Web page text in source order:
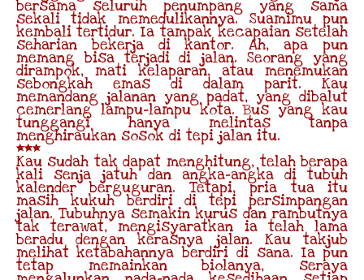
bersama seluruh penumpang yang sama
sekali tidak memedulikannya. Suamimu pun
kembali tertidur. Ia tampak kecapaian setelah
seharian bekerja di kantor. Ah, apa pun
memang bisa terjadi di jalan. Seorang yang
dirampok, mati kelaparan, atau menemukan
sebongkah emas di dalam parit. Kau
memandang jalanan yang padat, yang dibalut
cemerlang lampu-lampu kota. Bus yang kau
tunggangi hanya melintas tanpa
menghiraukan sosok di tepi jalan itu.
***
Kau sudah tak dapat menghitung, telah berapa
kali senja jatuh dan angka-angka di tubuh
kalender berguguran. Tetapi, pria tua itu
masih kukuh berdiri di tepi persimpangan
jalan. Tubuhnya semakin kurus dan rambutnya
tak terawat, mengisyaratkan ia telah lama
beradu dengan kerasnya jalan. Kau takjub
melihat ketabahannya berdiri di sana. Ia pun
tetap memainkan biolanya, seraya